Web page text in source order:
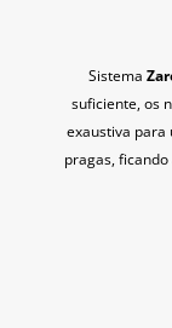
Sistema
suficiente, os
exaustiva para
pragas,